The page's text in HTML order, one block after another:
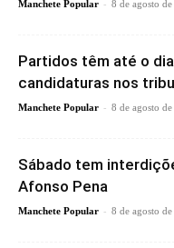
Manchete Popular - 8 de agosto
Partidos têm até o
candidaturas nos
Manchete Popular - 8 de agosto
Sábado tem
Afonso Pena
Manchete Popular - 8 de agosto